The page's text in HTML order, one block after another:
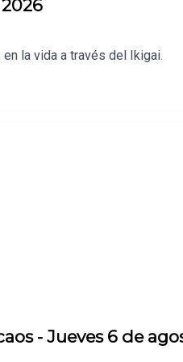
la vida a través del Ikigai.
- Jueves 6 de